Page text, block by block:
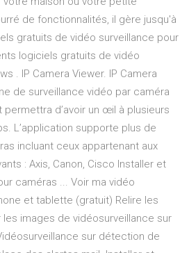
de fonctionnalités, il gère jusqu'à
gratuits de vidéo surveillance pour
logiciels gratuits de vidéo
. IP Camera Viewer. IP Camera
de surveillance vidéo par caméra
permettra d’avoir un œil à plusieurs
L’application supporte plus de
incluant ceux appartenant aux
: Axis, Canon, Cisco Installer et
caméras ... Voir ma vidéo
et tablette (gratuit) Relire les
images de vidéosurveillance sur
sur détection de